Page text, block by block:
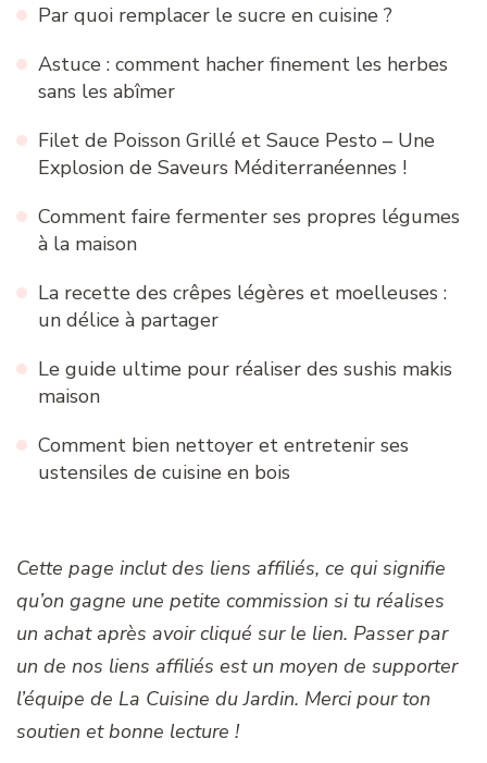
Par quoi remplacer le sucre en cuisine ?
Astuce : comment hacher finement les herbes
sans les abîmer
Filet de Poisson Grillé et Sauce Pesto – Une
Explosion de Saveurs Méditerranéennes !
Comment faire fermenter ses propres légumes
à la maison
La recette des crêpes légères et moelleuses :
un délice à partager
Le guide ultime pour réaliser des sushis makis
maison
Comment bien nettoyer et entretenir ses
ustensiles de cuisine en bois
Cette page inclut des liens affiliés, ce qui signifie
qu’on gagne une petite commission si tu réalises
un achat après avoir cliqué sur le lien. Passer par
un de nos liens affiliés est un moyen de supporter
l’équipe de La Cuisine du Jardin. Merci pour ton
soutien et bonne lecture !